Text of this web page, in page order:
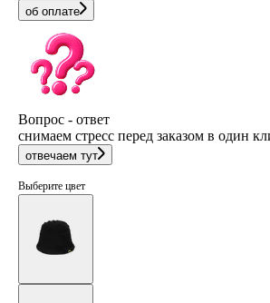
об оплате
Вопрос - ответ
снимаем стресс перед заказом в один
отвечаем тут
Выберите цвет